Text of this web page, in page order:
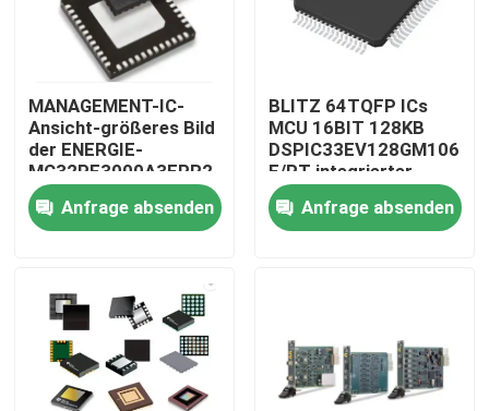
Videos
Lenovo-LCD-Bildschirm-Ersatz
Dell-LCD-Bildschirm-Ersatz
Acer-LCD-Bildschirm-Ersatz
Macbook-LCD-Bildschirm-Ersatz
MANAGEMENT-IC-
Ansicht-größeres Bild
der ENERGIE-
MC32PF3000A3EPR2
fügen hinzu, um Anteil
zu vergleichen
Anfrage absenden
BLITZ 64TQFP ICs
MCU 16BIT 128KB
DSPIC33EV128GM106-
E/PT integrierter
Schaltungen
Anfrage absenden